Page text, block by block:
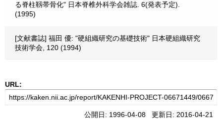
る脊柱靱帯骨化" 日本脊椎外科学会雑誌. 6(発表予定).
(1995)
[文献書誌] 福田 優: "硬組織研究の基礎技術" 日本硬組織研究
技術学会, 120 (1994)
URL:
公開日: 1996-04-08 更新日: 2016-04-21